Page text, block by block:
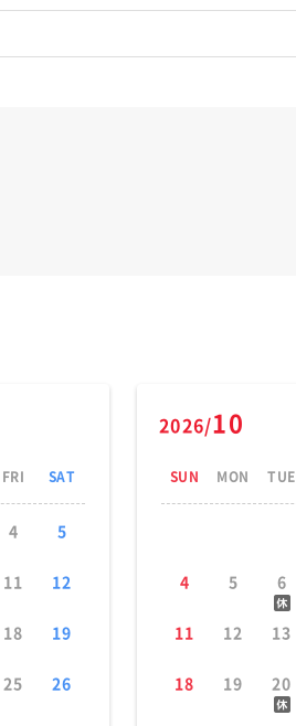
FRI SAT
4 5
11 12
18 19
25 26
2026/10
SUN MON TUE
4 5 6
11 12 13
18 19 20